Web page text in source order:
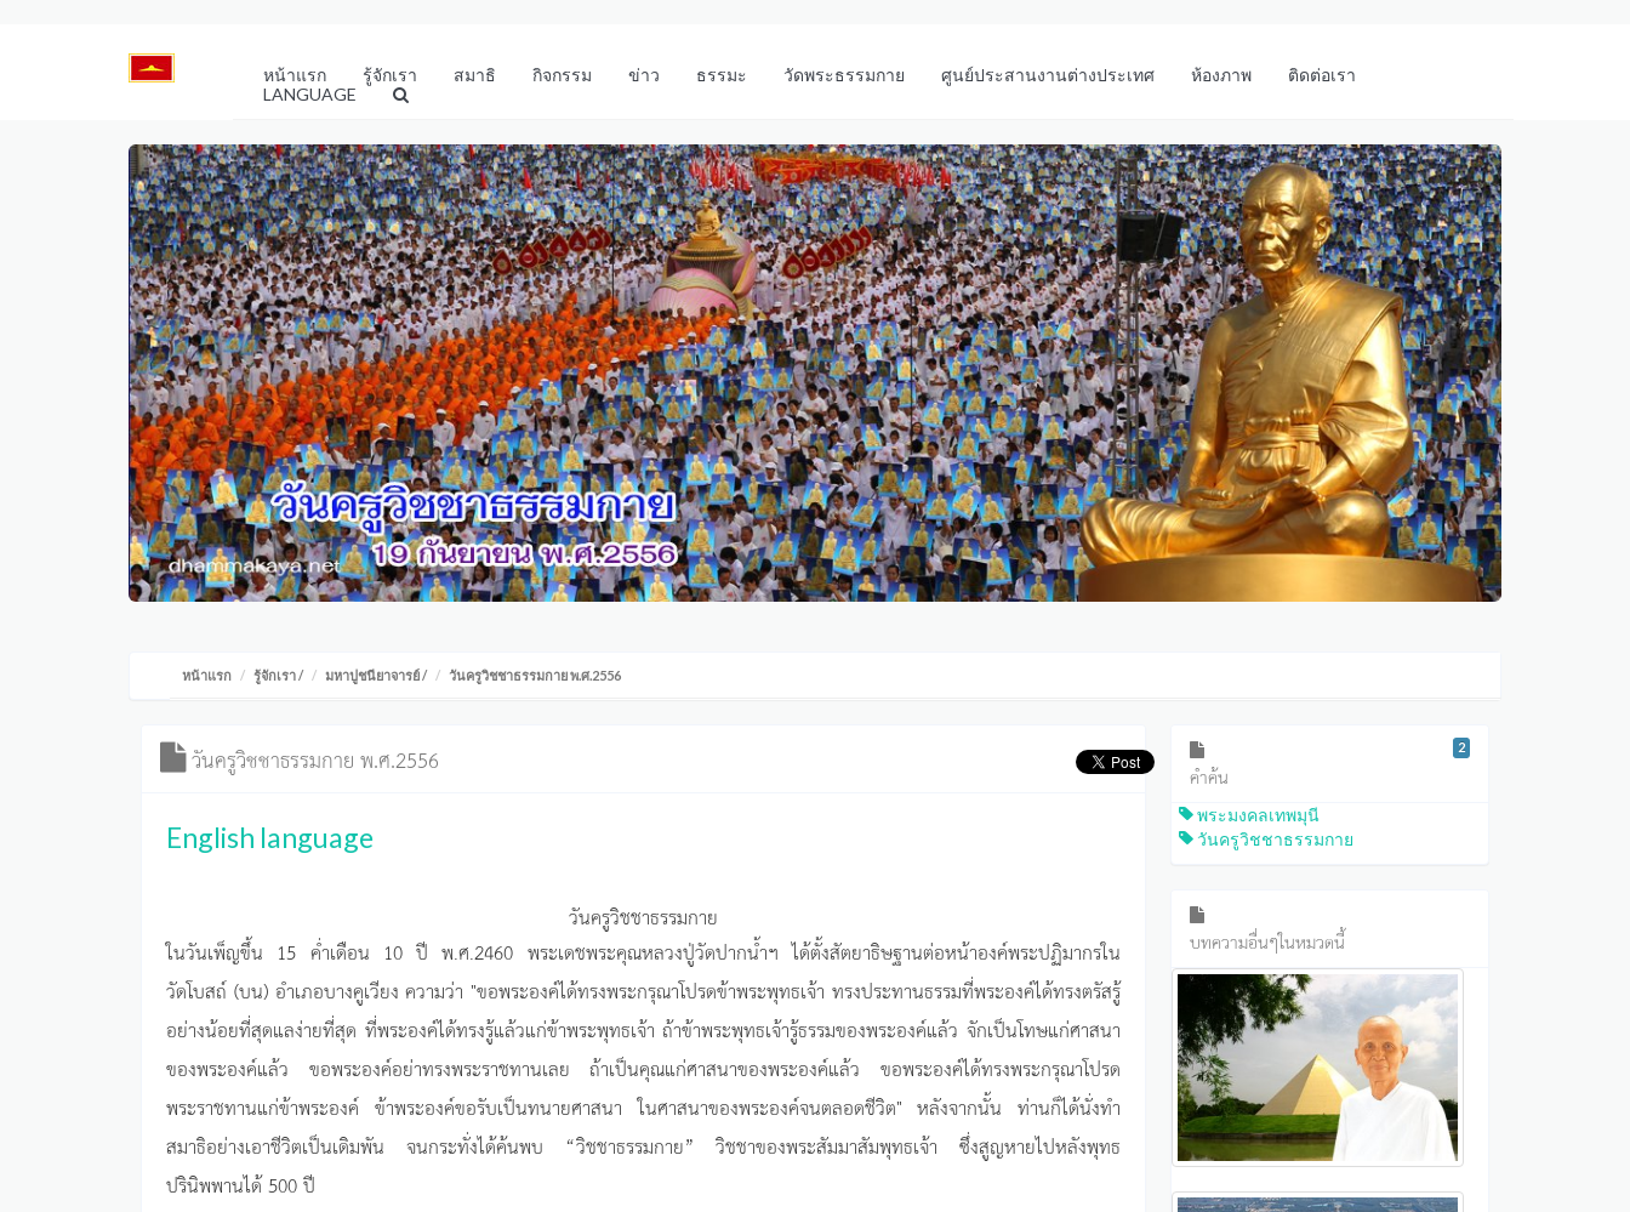
หน้าแรก รู้จักเรา สมาธิ กิจกรรม ข่าว ธรรมะ วัดพระธรรมกาย ศูนย์ประสานงานต่างประเทศ ห้องภาพ
ติดต่อเรา
LANGUAGE
หน้าแรก รู้จักเรา/ มหาปูชนียาจารย์/ วันครูวิชชาธรรมกาย พ.ศ.2556
วันครูวิชชาธรรมกาย พ.ศ.2556
English language
วันครูวิชชาธรรมกาย
ในวันเพ็ญขึ้น 15 ค่ำเดือน 10 ปี พ.ศ.2460 พระเดชพระคุณหลวงปู่วัดปากน้ำฯ ได้ตั้งสัตยาธิษฐานต่อหน้าองค์พระปฏิมากรใน
วัดโบสถ์ (บน) อำเภอบางคูเวียง ความว่า "ขอพระองค์ได้ทรงพระกรุณาโปรดข้าพระพุทธเจ้า ทรงประทานธรรมที่พระองค์ได้ทรงตรัสรู้
อย่างน้อยที่สุดแลง่ายที่สุด ที่พระองค์ได้ทรงรู้แล้วแก่ข้าพระพุทธเจ้า ถ้าข้าพระพุทธเจ้ารู้ธรรมของพระองค์แล้ว จักเป็นโทษแก่ศาสนา
ของพระองค์แล้ว ขอพระองค์อย่าทรงพระราชทานเลย ถ้าเป็นคุณแก่ศาสนาของพระองค์แล้ว ขอพระองค์ได้ทรงพระกรุณาโปรด
พระราชทานแก่ข้าพระองค์ ข้าพระองค์ขอรับเป็นทนายศาสนา ในศาสนาของพระองค์จนตลอดชีวิต" หลังจากนั้น ท่านก็ได้นั่งทำ
สมาธิอย่างเอาชีวิตเป็นเดิมพัน จนกระทั่งได้ค้นพบ “วิชชาธรรมกาย” วิชชาของพระสัมมาสัมพุทธเจ้า ซึ่งสูญหายไปหลังพุทธ
ปรินิพพานได้ 500 ปี
คำค้น
2
พระมงคลเทพมุนี
วันครูวิชชาธรรมกาย
บทความอื่นๆในหมวดนี้